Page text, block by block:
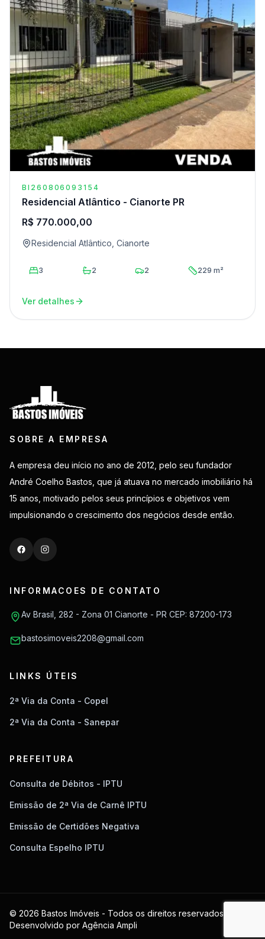
BI260806093154
Residencial Atlântico - Cianorte PR
R$ 770.000,00
Residencial Atlântico, Cianorte
3 2 2 229 m²
Ver detalhes
SOBRE A EMPRESA
A empresa deu início no ano de 2012, pelo seu fundador
André Coelho Bastos, que já atuava no mercado imobiliário há
15 anos, motivado pelos seus princípios e objetivos vem
impulsionando o crescimento dos negócios desde então.
INFORMACOES DE CONTATO
Av Brasil, 282 - Zona 01 Cianorte - PR CEP: 87200-173
bastosimoveis2208@gmail.com
LINKS ÚTEIS
2ª Via da Conta - Copel
2ª Via da Conta - Sanepar
PREFEITURA
Consulta de Débitos - IPTU
Emissão de 2ª Via de Carnê IPTU
Emissão de Certidões Negativa
Consulta Espelho IPTU
© 2026 Bastos Imóveis - Todos os direitos reservados.
Desenvolvido por Agência Ampli